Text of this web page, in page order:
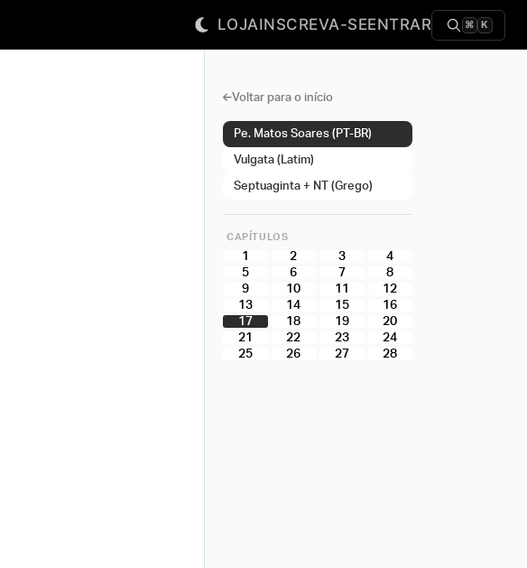
LOJAINSCREVA-SEENTRAR ⌘ K
Voltar para o início
Pe. Matos Soares (PT-BR)
Vulgata (Latim)
Septuaginta + NT (Grego)
CAPÍTULOS
1 2 3
4
5
6 7
8
9
10 11
12
13
14 15
16
17
18 19
20
21
22 23
24
25
26 27 28